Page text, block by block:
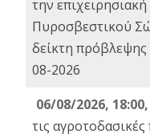
την
Πυροσβεστικού
δείκτη πρόβλεψης
08-2026
06/08/2026,
τις